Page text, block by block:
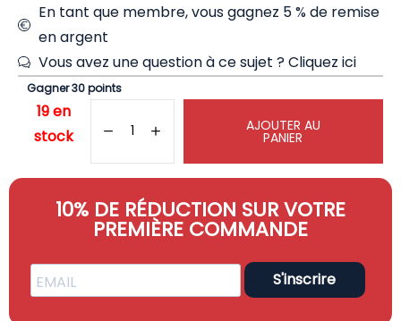
En tant que membre, vous gagnez 5 % de remise
en argent
Vous avez une question à ce sujet ?Cliquez ici
Gagner 30 points
19 en
stock
AJOUTER AU
PANIER
10% DE RÉDUCTION SUR VOTRE
PREMIÈRE COMMANDE
S'inscrire